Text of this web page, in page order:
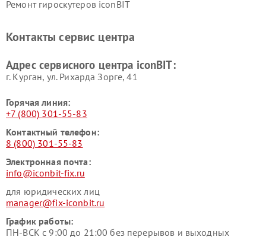
Ремонт гироскутеров iconBIT
Контакты сервис центра
Адрес сервисного центра iconBIT:
г. Курган, ул. Рихарда Зорге, 41
Горячая линия:
+7 (800) 301-55-83
Контактный телефон:
8 (800) 301-55-83
Электронная почта:
info@iconbit-fix.ru
для юридических лиц
manager@fix-iconbit.ru
График работы:
ПН-ВСК с 9:00 до 21:00 без перерывов и выходных